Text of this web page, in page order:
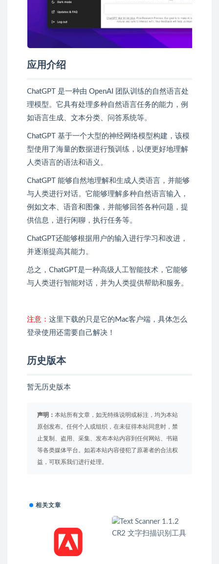
应用介绍
ChatGPT 是一种由 OpenAI 团队训练的自然语言处
理模型。它具有处理多种自然语言任务的能力，例
如语言生成、文本分类、问答系统等。
ChatGPT 基于一个大型的神经网络模型构建，该模
型使用了海量的数据进行预训练，以便更好地理解
人类语言的语法和语义。
ChatGPT 能够自然地理解和生成人类语言，并能够
与人类进行对话。它能够理解多种自然语言输入，
例如文本、语音和图像，并能够回答各种问题，提
供信息，进行闲聊，执行任务等。
ChatGPT还能够根据用户的输入进行学习和改进，
并逐渐提高其能力。
总之，ChatGPT是一种高级人工智能技术，它能够
与人类进行智能对话，并为人类提供帮助和服务。
注意： 这里下载的只是它的Mac客户端，具体怎么
登录使用还需要自己解决！
历史版本
暂无历史版本
声明： 本站所有文章，如无特殊说明或标注，均为本站
原创发布。任何个人或组织，在未征得本站同意时，禁
止复制、盗用、采集、发布本站内容到任何网站、书籍
等各类媒体平台。如若本站内容侵犯了原著者的合法权
益，可联系我们进行处理。
相关文章